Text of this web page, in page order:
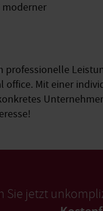
moderner
professionelle
office. Mit einer
Sie jetzt